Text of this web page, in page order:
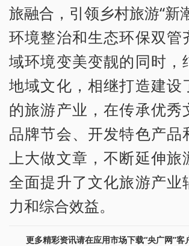
旅融合，引领乡村旅游“新
环境整治和生态环保双管
域环境变美变靓的同时，
地域文化，相继打造建设
的旅游产业，在传承优秀
品牌节会、开发特色产品
上大做文章，不断延伸旅
全面提升了文化旅游产业
力和综合效益。
更多精彩资讯请在应用市场下载“央广网”